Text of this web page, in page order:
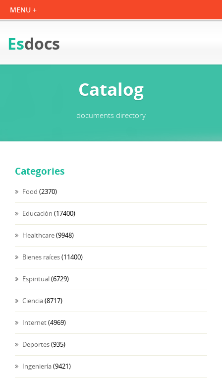
Esdocs
Catalog
documents directory
Categories
Food (2370)
Educación (17400)
Healthcare(9948)
Bienes raíces(11400)
Espiritual(6729)
Ciencia(8717)
Internet(4969)
Deportes(935)
Ingeniería(9421)